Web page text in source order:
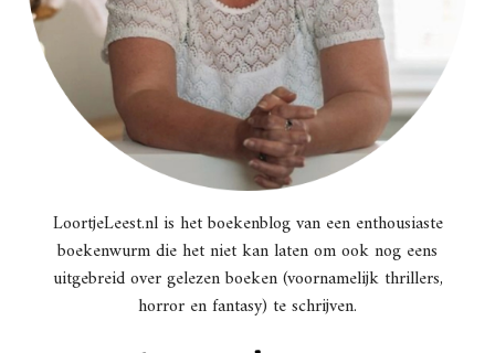
LoortjeLeest.nl is het boekenblog van een enthousiaste
boekenwurm die het niet kan laten om ook nog eens
uitgebreid over gelezen boeken (voornamelijk thrillers,
horror en fantasy) te schrijven.